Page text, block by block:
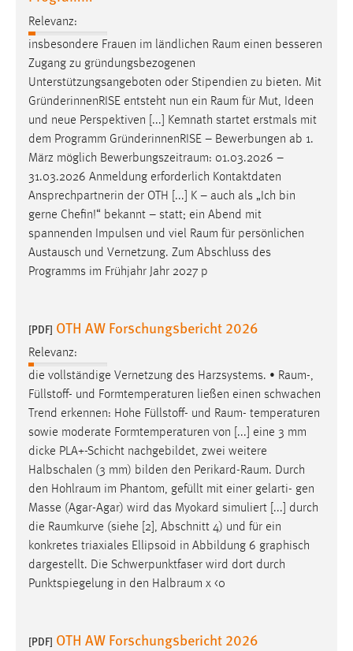
Relevanz:
insbesondere Frauen im ländlichen Raum einen besseren
Zugang zu gründungsbezogenen
Unterstützungsangeboten oder Stipendien zu bieten. Mit
GründerinnenRISE entsteht nun ein Raum für Mut, Ideen
und neue Perspektiven [...] Kemnath startet erstmals mit
dem Programm GründerinnenRISE – Bewerbungen ab 1.
März möglich Bewerbungszeitraum: 01.03.2026 –
31.03.2026 Anmeldung erforderlich Kontaktdaten
Ansprechpartnerin der OTH [...] K – auch als „Ich bin
gerne Chefin!“ bekannt – statt; ein Abend mit
spannenden Impulsen und viel Raum für persönlichen
Austausch und Vernetzung. Zum Abschluss des
Programms im Frühjahr Jahr 2027 p
[PDF] OTH AW Forschungsbericht 2026
Relevanz:
die vollständige Vernetzung des Harzsystems. • Raum-,
Füllstoff- und Formtemperaturen ließen einen schwachen
Trend erkennen: Hohe Füllstoff- und Raum- temperaturen
sowie moderate Formtemperaturen von [...] eine 3 mm
dicke PLA+-Schicht nachgebildet, zwei weitere
Halbschalen (3 mm) bilden den Perikard-Raum. Durch
den Hohlraum im Phantom, gefüllt mit einer gelarti- gen
Masse (Agar-Agar) wird das Myokard simuliert [...] durch
die Raumkurve (siehe [2], Abschnitt 4) und für ein
konkretes triaxiales Ellipsoid in Abbildung 6 graphisch
dargestellt. Die Schwerpunktfaser wird dort durch
Punktspiegelung in den Halbraum χ <0
[PDF] OTH AW Forschungsbericht 2026